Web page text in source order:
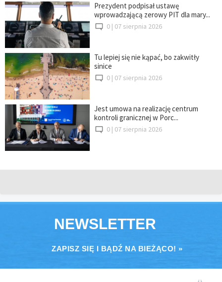
Prezydent podpisał ustawę
wprowadzającą zerowy PIT dla mary...
0 | 07 sierpnia 2026
Tu lepiej się nie kąpać, bo zakwitły
sinice
0 | 07 sierpnia 2026
Jest umowa na realizację centrum
kontroli granicznej w Porc...
0 | 07 sierpnia 2026
NEWSLETTER
ZAPISZ SIĘ I BĄDŹ NA BIEŻĄCO! »